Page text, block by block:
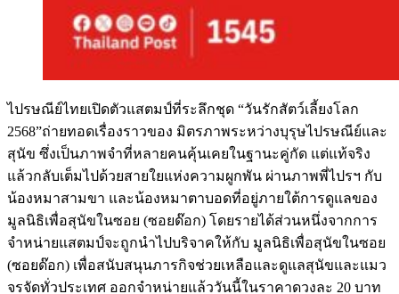
ไปรษณีย์ไทยเปิดตัวแสตมป์ที่ระลึกชุด “วันรักสัตว์เลี้ยงโลก
2568”ถ่ายทอดเรื่องราวของ มิตรภาพระหว่างบุรุษไปรษณีย์และ
สุนัข ซึ่งเป็นภาพจำที่หลายคนคุ้นเคยในฐานะคู่กัด แต่แท้จริง
แล้วกลับเต็มไปด้วยสายใยแห่งความผูกพัน ผ่านภาพพี่ไปรฯ กับ
น้องหมาสามขา และน้องหมาตาบอดที่อยู่ภายใต้การดูแลของ
มูลนิธิเพื่อสุนัขในซอย (ซอยด๊อก) โดยรายได้ส่วนหนึ่งจากการ
จำหน่ายแสตมป์จะถูกนำไปบริจาคให้กับ มูลนิธิเพื่อสุนัขในซอย
(ซอยด๊อก) เพื่อสนับสนุนภารกิจช่วยเหลือและดูแลสุนัขและแมว
จรจัดทั่วประเทศ ออกจำหน่ายแล้ววันนี้ในราคาดวงละ 20 บาท